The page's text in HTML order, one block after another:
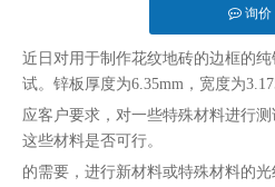
询价
近日对用于制作花纹地砖的边框的纯
试。锌板厚度为6.35mm，宽度为
应客户要求，对一些特殊材料进行
这些材料是否可行。
的需要，进行新材料或特殊材料的